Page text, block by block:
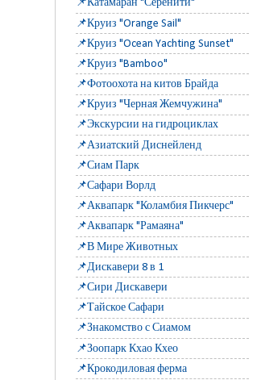
📌Катамаран "Серенити"
📌Круиз "Orange Sail"
📌Круиз "Ocean Yachting Sunset"
📌Круиз "Bamboo"
📌Фотоохота на китов Брайда
📌Круиз "Черная Жемчужина"
📌Экскурсии на гидроциклах
📌Азиатский Диснейленд
📌Сиам Парк
📌Сафари Ворлд
📌Аквапарк "Коламбия Пикчерс"
📌Аквапарк "Рамаяна"
📌В Мире Животных
📌Дискавери 8 в 1
📌Сири Дискавери
📌Тайское Сафари
📌Знакомство с Сиамом
📌Зоопарк Кхао Кхео
📌Крокодиловая ферма